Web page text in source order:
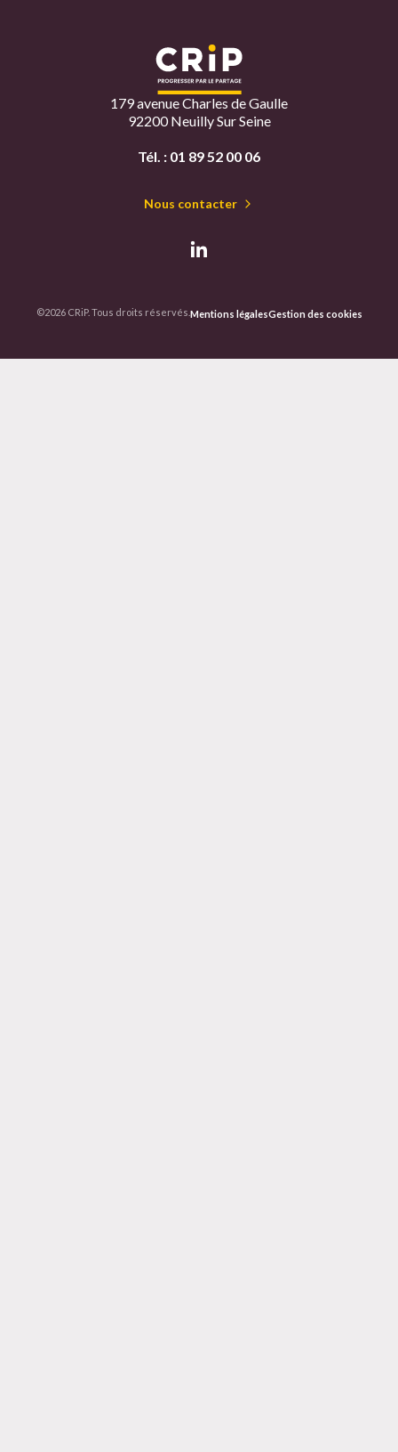
179 avenue Charles de Gaulle
92200 Neuilly Sur Seine
Tél. : 01 89 52 00 06
Nous contacter
©2026 CRiP. Tous droits réservés.Mentions légalesGestion des cookies